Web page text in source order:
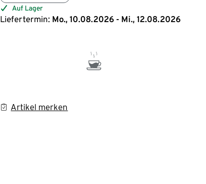
Auf Lager
Liefertermin: Mo., 10.08.2026 - Mi., 12.08.2026
Artikel merken